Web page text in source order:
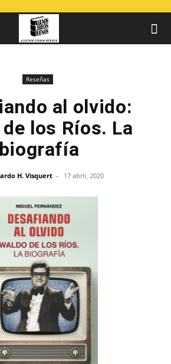
Reseñas
al olvido:
los Ríos. La
biografía
H. Visquert - 17 abril, 2020